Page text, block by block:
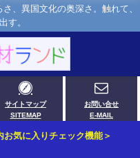
、異国文化の奥深さ。触れて、
す。
サイトマップ
SITEMAP
お問い合せ
E-MAIL
お気に入りチェック機能＞